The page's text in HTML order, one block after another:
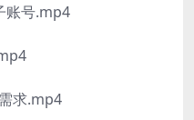
账号.mp4
求.mp4